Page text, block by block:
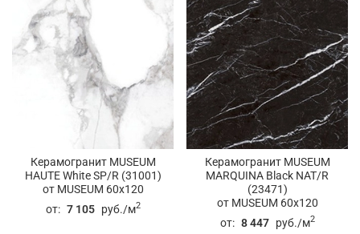
Керамогранит MUSEUM
HAUTE White SP/R (31001)
от MUSEUM 60x120
от: 7 105 руб./м2
Керамогранит MUSEUM
MARQUINA Black NAT/R
(23471)
от MUSEUM 60x120
от: 8 447 руб./м2